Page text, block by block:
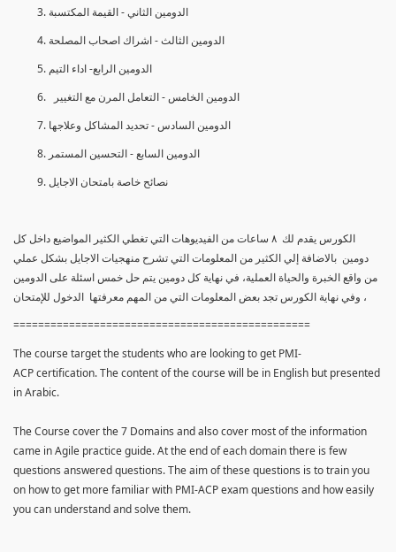
الدومين الثاني - القيمة المكتسبة
الدومين الثالث - اشراك اصحاب المصلحة
الدومين الرابع- اداء التيم
الدومين الخامس - التعامل المرن مع التغيير
الدومين السادس - تحديد المشاكل وعلاجها
الدومين السابع - التحسين المستمر
نصائح خاصة بامتحان الاجايل
الكورس يقدم لك ٨ ساعات من الفيديوهات التي تغطي الكثير المواضيع داخل كل
دومين بالاضافة إلي الكثير من المعلومات التي تشرح منهجيات الاجايل بشكل عملي
من واقع الخبرة والحياة العملية، في نهاية كل دومين يتم حل خمس اسئلة على الدومين
، وفي نهاية الكورس تجد بعض المعلومات التي من المهم معرفتها الدخول للإمتحان
================================================
The course target the students who are looking to get PMI-
ACP certification. The content of the course will be in English but presented
in Arabic.
The Course cover the 7 Domains and also cover most of the information
came in Agile practice guide. At the end of each domain there is few
questions answered questions. The aim of these questions is to train you
on how to get more familiar with PMI-ACP exam questions and how easily
you can understand and solve them.